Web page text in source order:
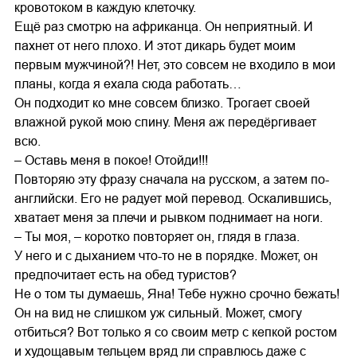
кровотоком в каждую клеточку.
Ещё раз смотрю на африканца. Он неприятный. И
пахнет от него плохо. И этот дикарь будет моим
первым мужчиной?! Нет, это совсем не входило в мои
планы, когда я ехала сюда работать…
Он подходит ко мне совсем близко. Трогает своей
влажной рукой мою спину. Меня аж передёргивает
всю.
– Оставь меня в покое! Отойди!!!
Повторяю эту фразу сначала на русском, а затем по-
английски. Его не радует мой перевод. Оскалившись,
хватает меня за плечи и рывком поднимает на ноги.
– Ты моя, – коротко повторяет он, глядя в глаза.
У него и с дыханием что-то не в порядке. Может, он
предпочитает есть на обед туристов?
Не о том ты думаешь, Яна! Тебе нужно срочно бежать!
Он на вид не слишком уж сильный. Может, смогу
отбиться? Вот только я со своим метр с кепкой ростом
и худощавым тельцем вряд ли справлюсь даже с